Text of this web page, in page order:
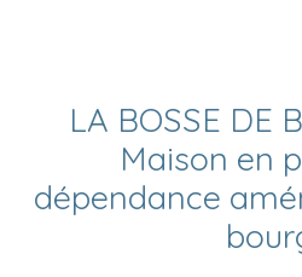
LA BOSSE DE
Maison en
dépendance